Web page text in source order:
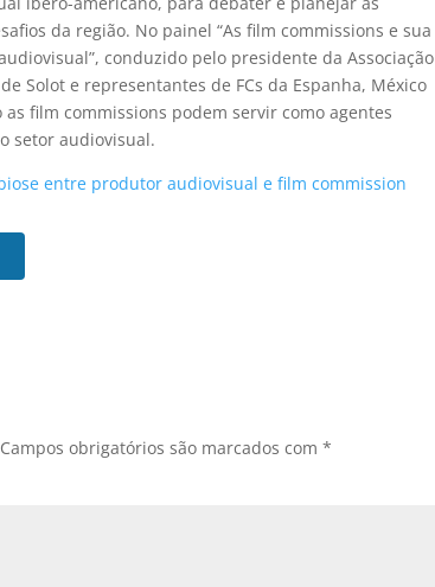
da região. No painel “As film commissions e sua
conduzido pelo presidente da Associação
Solot e representantes de FCs da Espanha, México
film commissions podem servir como agentes
setor audiovisual.
entre produtor audiovisual e film commission
Campos obrigatórios são marcados com*